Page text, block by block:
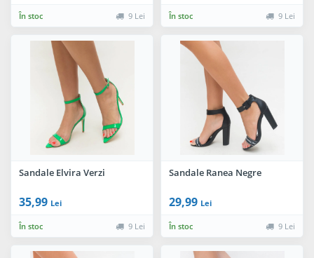
În stoc 9 Lei În stoc 9 Lei
Sandale Elvira Verzi
35,99 Lei
În stoc 9 Lei
Sandale Ranea Negre
29,99 Lei
În stoc 9 Lei